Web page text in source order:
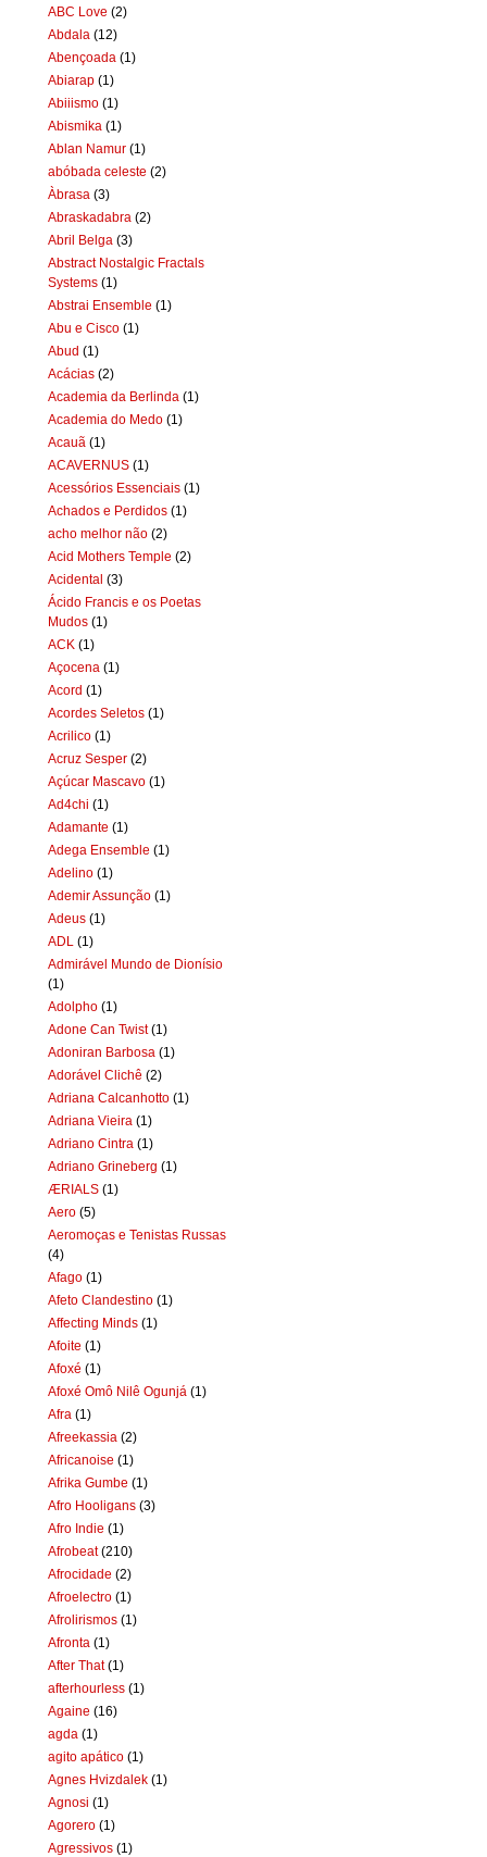
ABC Love (2)
Abdala (12)
Abençoada (1)
Abiarap (1)
Abiiismo (1)
Abismika (1)
Ablan Namur (1)
abóbada celeste (2)
Àbrasa (3)
Abraskadabra (2)
Abril Belga (3)
Abstract Nostalgic Fractals
Systems (1)
Abstrai Ensemble (1)
Abu e Cisco (1)
Abud (1)
Acácias (2)
Academia da Berlinda (1)
Academia do Medo (1)
Acauã (1)
ACAVERNUS (1)
Acessórios Essenciais (1)
Achados e Perdidos (1)
acho melhor não (2)
Acid Mothers Temple (2)
Acidental (3)
Ácido Francis e os Poetas
Mudos (1)
ACK (1)
Açocena (1)
Acord (1)
Acordes Seletos (1)
Acrilico (1)
Acruz Sesper (2)
Açúcar Mascavo (1)
Ad4chi (1)
Adamante (1)
Adega Ensemble (1)
Adelino (1)
Ademir Assunção (1)
Adeus (1)
ADL (1)
Admirável Mundo de Dionísio
(1)
Adolpho (1)
Adone Can Twist (1)
Adoniran Barbosa (1)
Adorável Clichê (2)
Adriana Calcanhotto (1)
Adriana Vieira (1)
Adriano Cintra (1)
Adriano Grineberg (1)
ÆRIALS (1)
Aero (5)
Aeromoças e Tenistas Russas
(4)
Afago (1)
Afeto Clandestino (1)
Affecting Minds (1)
Afoite (1)
Afoxé (1)
Afoxé Omô Nilê Ogunjá (1)
Afra (1)
Afreekassia (2)
Africanoise (1)
Afrika Gumbe (1)
Afro Hooligans (3)
Afro Indie (1)
Afrobeat (210)
Afrocidade (2)
Afroelectro (1)
Afrolirismos (1)
Afronta (1)
After That (1)
afterhourless (1)
Againe (16)
agda (1)
agito apático (1)
Agnes Hvizdalek (1)
Agnosi (1)
Agorero (1)
Agressivos (1)